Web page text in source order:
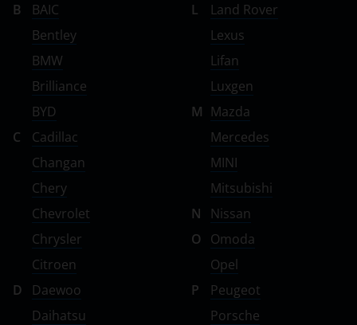
Volkswagen
Volvo
Vortex
Zotye
ZX
ВАЗ (LADA)
ГАЗ
ЗАЗ
ТагАЗ
УАЗ
B
BAIC
Bentley
BMW
Brilliance
BYD
C
Cadillac
Changan
Chery
Chevrolet
Chrysler
Citroen
D
Daewoo
Daihatsu
L
Land Rover
Lexus
Lifan
Luxgen
M Mazda
Mercedes
MINI
Mitsubishi
N
Nissan
O
Omoda
Opel
P
Peugeot
Porsche